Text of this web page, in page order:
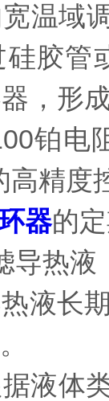
温域
胶管
，形
铂电
精度
器的
热液
长期
体类